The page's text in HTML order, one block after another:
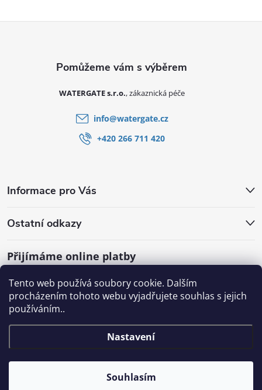
Tento web používá soubory cookie. Dalším
procházením tohoto webu vyjadřujete souhlas s jejich
používáním..
Nastavení
Souhlasím
Informace pro Vás
Ostatní odkazy
Přijímáme online platby
WATERGATE s.r.o.
info@watergate.cz
+420 266 711 420